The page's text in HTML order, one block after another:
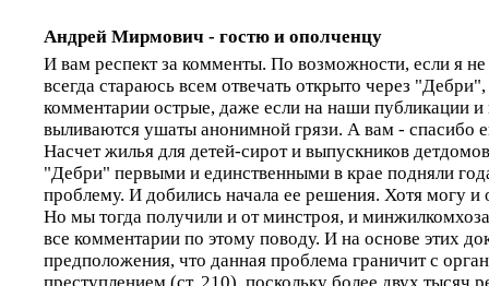
Андрей Мирмович - гостю и ополченцу
И вам респект за комменты. По возможности, если я не
всегда стараюсь всем отвечать открыто через
комментарии острые, даже если на наши публикации
выливаются ушаты анонимной грязи. А вам - спасибо
Насчет жилья для детей-сирот и выпускников
"Дебри" первыми и единственными в крае подняли
проблему. И добились начала ее решения. Хотя могу и
Но мы тогда получили и от минстроя, и
все комментарии по этому поводу. И на основе этих
предположения, что данная проблема граничит с